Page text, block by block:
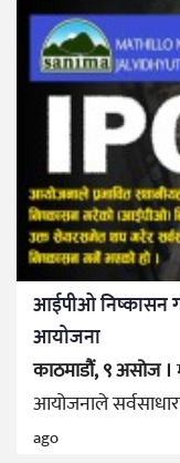
आईपीओ निष्कासन
आयोजना
काठमाडौं, ९ असोज ।
आयोजनाले
ago